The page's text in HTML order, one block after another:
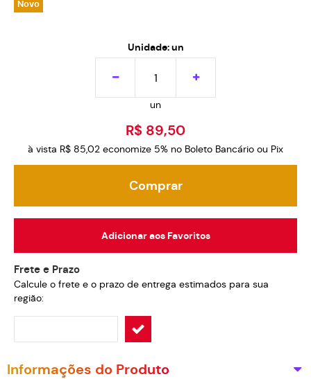
Novo
Unidade: un
un
R$ 89,50
à vista R$ 85,02 economize 5% no Boleto Bancário ou Pix
Comprar
Adicionar aos Favoritos
Frete e Prazo
Calcule o frete e o prazo de entrega estimados para sua
região:
Informações do Produto